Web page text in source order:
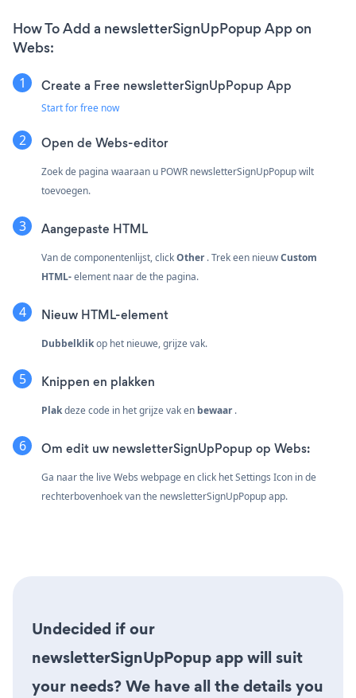
How To Add a newsletterSignUpPopup App on
Webs:
Create a Free newsletterSignUpPopup App
Start for free now
Open de Webs-editor
Zoek de pagina waaraan u POWR newsletterSignUpPopup wilt
toevoegen.
Aangepaste HTML
Van de componentenlijst, clickOther. Trek een nieuwCustom
HTML-element naar de the pagina.
Nieuw HTML-element
Dubbelklikop het nieuwe, grijze vak.
Knippen en plakken
Plakdeze code in het grijze vak en bewaar.
Om edit uw newsletterSignUpPopup op Webs:
Ga naar the live Webs webpage en click het Settings Icon in de
rechterbovenhoek van the newsletterSignUpPopup app.
Undecided if our
newsletterSignUpPopup app will suit
your needs? We have all the details you